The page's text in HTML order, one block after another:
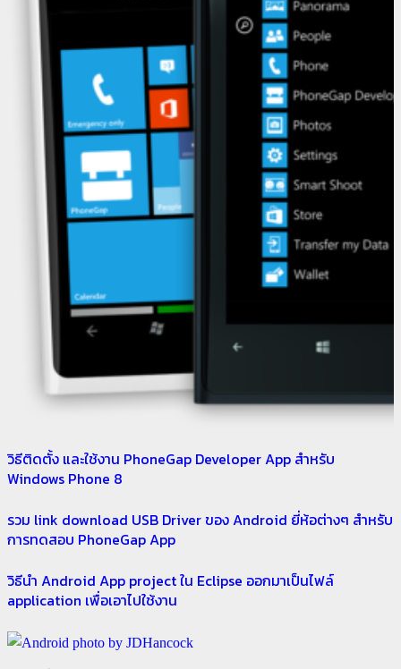
วิธีติดตั้ง และใช้งาน PhoneGap Developer App สำหรับ
Windows Phone 8
รวม link download USB Driver ของ Android ยี่ห้อต่างๆ สำหรับ
การทดสอบ PhoneGap App
วิธีนำ Android App project ใน Eclipse ออกมาเป็นไฟล์
application เพื่อเอาไปใช้งาน